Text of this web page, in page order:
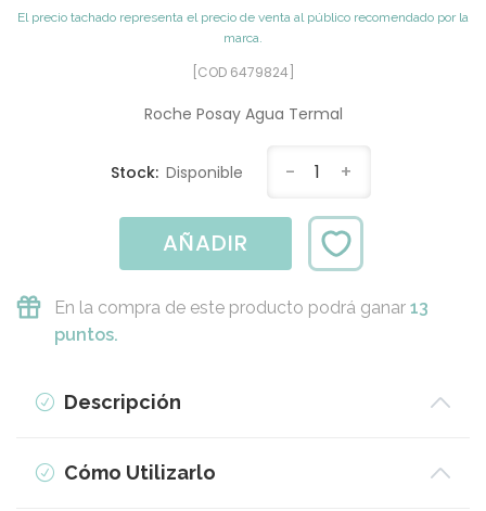
El precio tachado representa el precio de venta al público recomendado por la
marca.
[COD 6479824]
Roche Posay Agua Termal
Stock: Disponible - 1 +
AÑADIR
En la compra de este producto podrá ganar 13
puntos.
Descripción
Cómo Utilizarlo